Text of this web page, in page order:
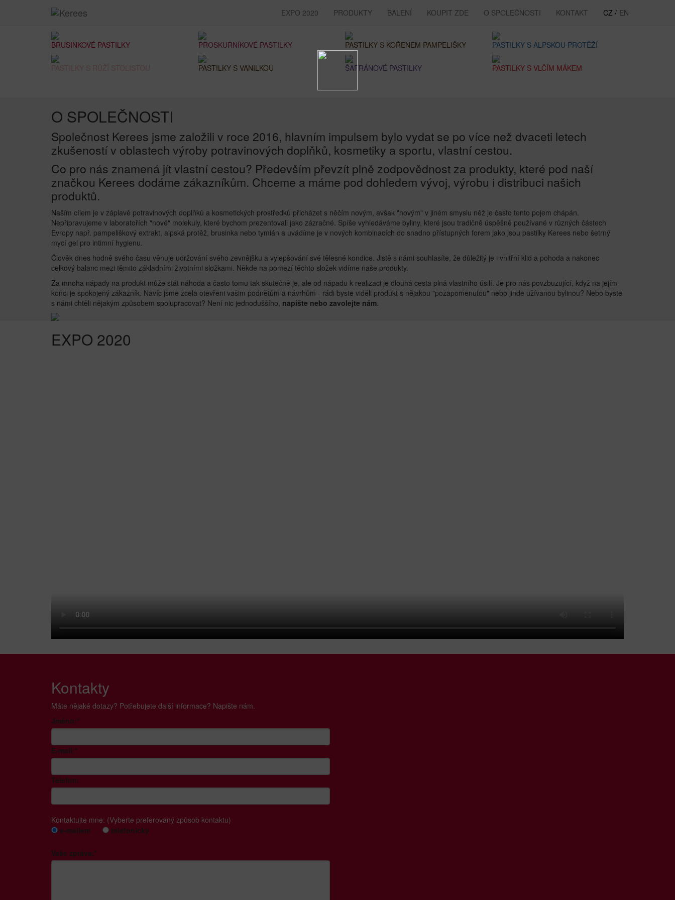
EXPO 2020 PRODUKTY BALENÍ KOUPIT ZDE O SPOLEČNOSTI KONTAKT CZ / EN
PRODUKTY
BRUSINKOVÉ PASTILKY PROSKURNÍKOVÉ PASTILKY PASTILKY S KOŘENEM PAMPELIŠKY PASTILKY S ALPSKOU PROTĚŽÍ
PASTILKY S VANILKOU ŠAFRÁNOVÉ PASTILKY PASTILKY S VLČÍM MÁKEM
O SPOLEČNOSTI
Společnost Kerees jsme založili v roce 2016, hlavním impulsem bylo vydat se po více než dvaceti letech
zkušeností v oblastech výroby potravinových doplňků, kosmetiky a sportu, vlastní cestou.
Co pro nás znamená jít vlastní cestou? Především převzít plně zodpovědnost za produkty, které pod naší
značkou Kerees dodáme zákazníkům. Chceme a máme pod dohledem vývoj, výrobu i distribuci našich
produktů.
Naším cílem je v záplavě potravinových doplňků a kosmetických prostředků přicházet s něčím novým, avšak "novým" v jiném smyslu něž je často tento pojem chápán.
Nepřipravujeme v laboratořích "nové" molekuly, které bychom prezentovali jako zázračné. Spíše vyhledáváme byliny, které jsou tradičně úspěšně používané v různých částech
Evropy např. pampeliškový extrakt, alpská protěž, brusinka nebo tymián a uvádíme je v nových kombinacích do snadno přístupných forem jako jsou pastilky Kerees nebo šetrný
mycí gel pro intimní hygienu.
Člověk dnes hodně svého času věnuje udržování svého zevnějšku a vylepšování své tělesné kondice. Jistě s námi souhlasíte, že důležitý je i vnitřní klid a pohoda a nakonec
celkový balanc mezi těmito základními životními složkami. Někde na pomezí těchto složek vidíme naše produkty.
Za mnoha nápady na produkt může stát náhoda a často tomu tak skutečně je, ale od nápadu k realizaci je dlouhá cesta plná vlastního úsilí. Je pro nás povzbuzující, když na jejím
konci je spokojený zákazník. Navíc jsme zcela otevřeni vašim podnětům a návrhům - rádi byste viděli produkt s nějakou "pozapomenutou" nebo jinde užívanou bylinou? Nebo byste
s námi chtěli nějakým způsobem spolupracovat? Není nic jednoduššího, napište nebo zavolejte nám.
EXPO 2020
Kontakty
Máte nějaké dotazy? Potřebujete další informace? Napište nám.
Jméno:*
E-mail:*
Telefon:
Kontaktujte mne: (Vyberte preferovaný způsob kontaktu)
e-mailem
telefonicky
Vaše zpráva:*